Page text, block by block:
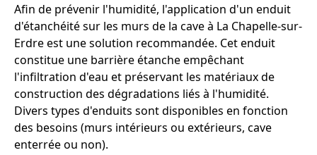
Afin de prévenir l'humidité, l'application d'un enduit
d'étanchéité sur les murs de la cave à La Chapelle-sur-
Erdre est une solution recommandée. Cet enduit
constitue une barrière étanche empêchant
l'infiltration d'eau et préservant les matériaux de
construction des dégradations liés à l'humidité.
Divers types d'enduits sont disponibles en fonction
des besoins (murs intérieurs ou extérieurs, cave
enterrée ou non).